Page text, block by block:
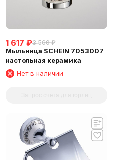
1 617 ₽3 560 ₽
Мыльница SCHEIN 7053007
настольная керамика
Нет в наличии